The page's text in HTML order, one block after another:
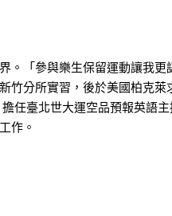
。「參與樂生保留運動讓我更
竹分所實習，後於美國柏克萊
任臺北世大運空品預報英語
作。